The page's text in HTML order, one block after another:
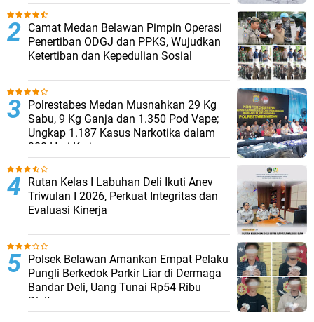
Camat Medan Belawan Pimpin Operasi
Penertiban ODGJ dan PPKS, Wujudkan
Ketertiban dan Kepedulian Sosial
Polrestabes Medan Musnahkan 29 Kg
Sabu, 9 Kg Ganja dan 1.350 Pod Vape;
Ungkap 1.187 Kasus Narkotika dalam
300 Hari Kerja
Rutan Kelas I Labuhan Deli Ikuti Anev
Triwulan I 2026, Perkuat Integritas dan
Evaluasi Kinerja
Polsek Belawan Amankan Empat Pelaku
Pungli Berkedok Parkir Liar di Dermaga
Bandar Deli, Uang Tunai Rp54 Ribu
Disita